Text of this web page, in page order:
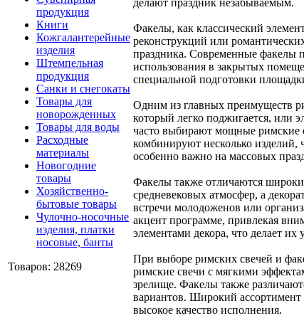
продукция
Книги
Кожгалантерейные
изделия
Штемпельная
продукция
Санки и снегокаты
Товары для
новорожденных
Товары для воды
Расходные
материалы
Новогодние
товары
Хозяйственно-
бытовые товары
Чулочно-носочные
изделия, платки
носовые, банты
Товаров: 28269
Факелы, как классический
реконструкций или
праздника. Современные факелы
использования в закрытых
специальной подготовки
Одним из главных преимуществ
который легко поджигается, или
часто выбирают мощные римские
комбинируют несколько изделий,
особенно важно на массовых
Факелы также отличаются
средневековых атмосфер, а
встречи молодоженов или
акцент программе, привлекая
элементами декора, что делает
При выборе римских свечей и
римские свечи с мягкими
зрелище. Факелы также
вариантов. Широкий ассортимент
высокое качество исполнения.